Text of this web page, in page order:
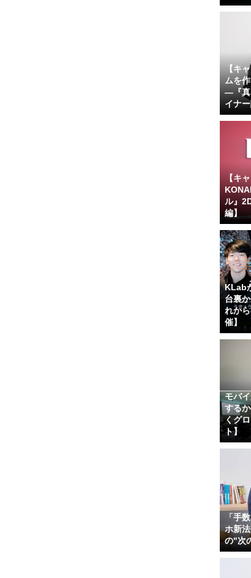
【キ
ムを
―『真
イナ
【キ
ル』
編】
KLab
台裏
れか
催】
モバ
する
くグ
ト】
「手
ホ新
の"次